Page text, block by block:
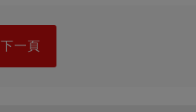
下一頁